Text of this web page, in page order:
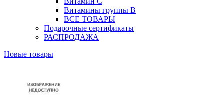
Витамины группы B
ВСЕ ТОВАРЫ
Подарочные сертификаты
РАСПРОДАЖА
Новые товары